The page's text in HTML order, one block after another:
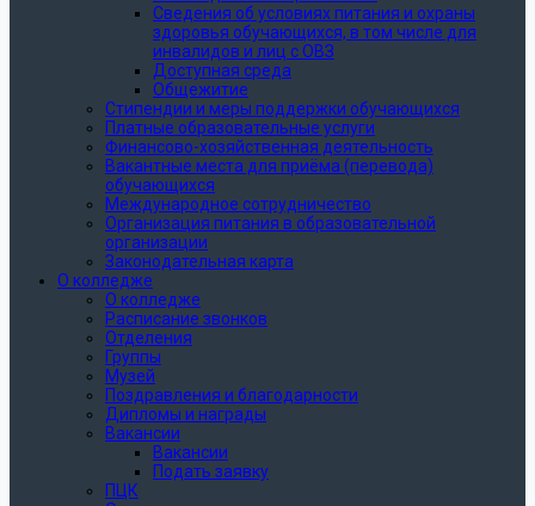
Сведения об условиях питания и охраны
здоровья обучающихся, в том числе для
инвалидов и лиц с ОВЗ
Доступная среда
Общежитие
Стипендии и меры поддержки обучающихся
Платные образовательные услуги
Финансово-хозяйственная деятельность
Вакантные места для приёма (перевода)
обучающихся
Международное сотрудничество
Организация питания в образовательной
организации
Законодательная карта
О колледже
О колледже
Расписание звонков
Отделения
Группы
Музей
Поздравления и благодарности
Дипломы и награды
Вакансии
Вакансии
Подать заявку
ПЦК